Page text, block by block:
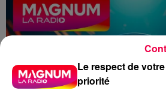
Le respect de
priorité